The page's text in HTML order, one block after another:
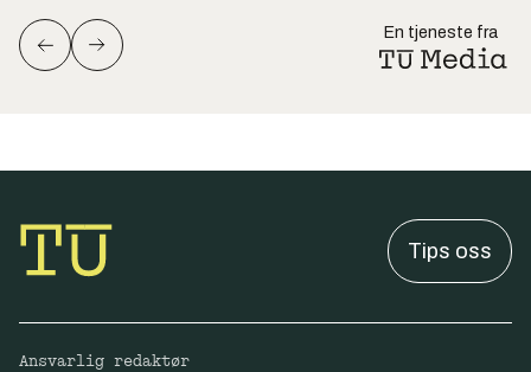
En tjeneste fra
Tips oss
Ansvarlig redaktør